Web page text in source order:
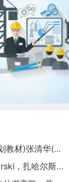
)9787511412683
现货9787115336354